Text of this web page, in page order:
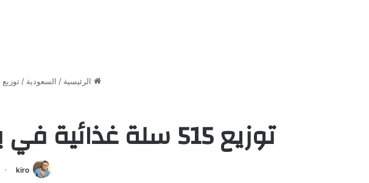
الرئيسية / السعودية / توزيع 515 سلة غذائية في بورتسودان بواسطة سلمان للإغاثة
توزيع 515 سلة غذائية في بورتسودان بواسطة سلمان للإغاثة
kiro